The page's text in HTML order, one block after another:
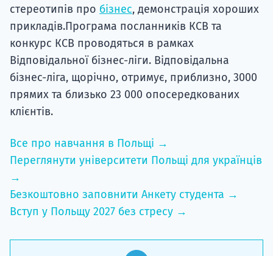
стереотипів про бізнес, демонстрація хороших
прикладів.Програма посланників КСВ та
конкурс КСВ проводяться в рамках
Відповідальної бізнес-ліги. Відповідальна
бізнес-ліга, щорічно, отримує, приблизно, 3000
прямих та близько 23 000 опосередкованих
клієнтів.
Все про навчання в Польщі →
Переглянути університети Польщі для українців
→
Безкоштовно заповнити Анкету студента →
Вступ у Польщу 2027 без стресу →